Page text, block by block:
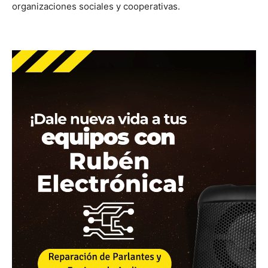
organizaciones sociales y cooperativas.